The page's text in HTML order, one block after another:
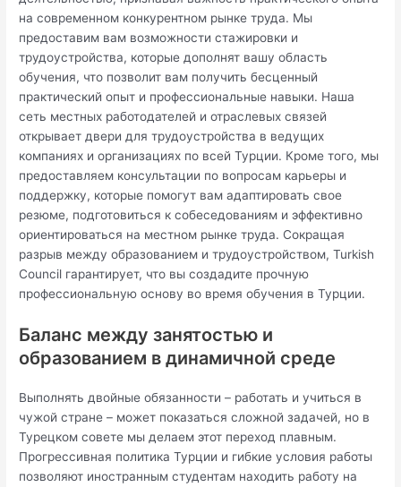
на современном конкурентном рынке труда. Мы
предоставим вам возможности стажировки и
трудоустройства, которые дополнят вашу область
обучения, что позволит вам получить бесценный
практический опыт и профессиональные навыки. Наша
сеть местных работодателей и отраслевых связей
открывает двери для трудоустройства в ведущих
компаниях и организациях по всей Турции. Кроме того, мы
предоставляем консультации по вопросам карьеры и
поддержку, которые помогут вам адаптировать свое
резюме, подготовиться к собеседованиям и эффективно
ориентироваться на местном рынке труда. Сокращая
разрыв между образованием и трудоустройством, Turkish
Council гарантирует, что вы создадите прочную
профессиональную основу во время обучения в Турции.
Баланс между занятостью и
образованием в динамичной среде
Выполнять двойные обязанности – работать и учиться в
чужой стране – может показаться сложной задачей, но в
Турецком совете мы делаем этот переход плавным.
Прогрессивная политика Турции и гибкие условия работы
позволяют иностранным студентам находить работу на